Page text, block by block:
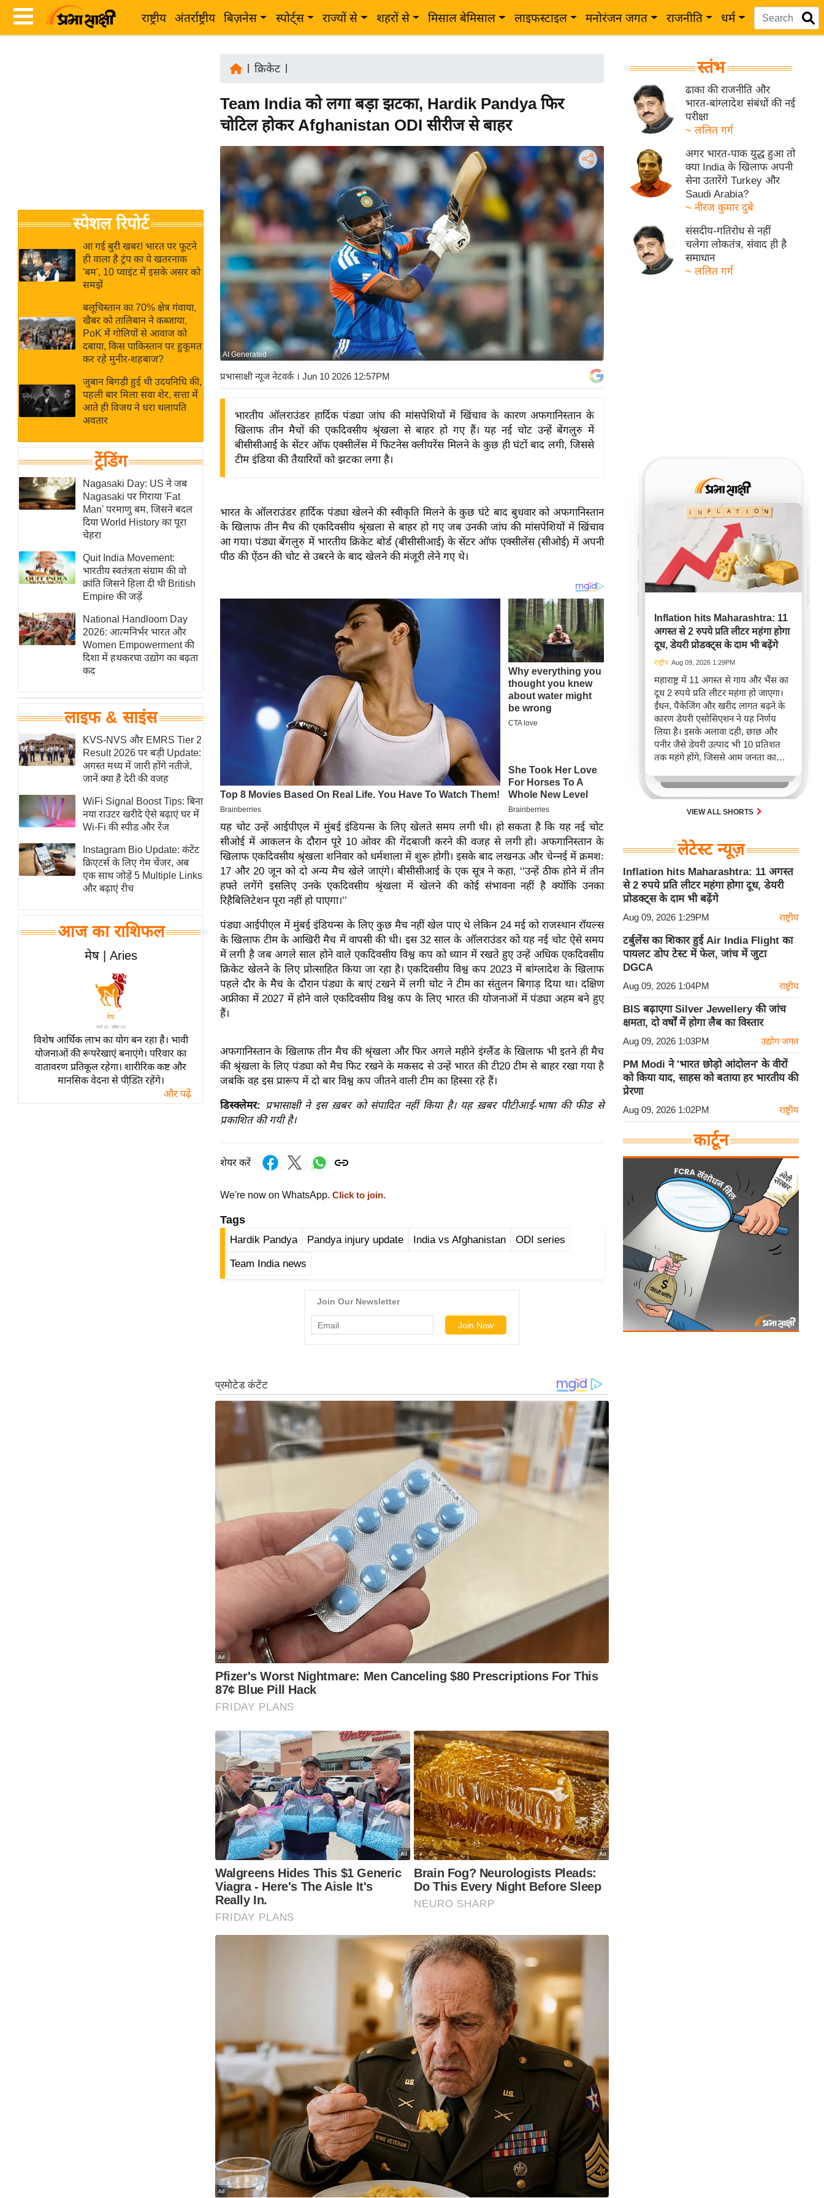
राष्ट्रीय अंतर्राष्ट्रीय बिज़नेस स्पोर्ट्स राज्यों से शहरों से मिसाल बेमिसाल लाइफस्टाइल मनोरंजन जगत राजनीति धर्म
Breaking
News in
Hindi
Hindi
Hindi
Videos
जगत
राय
बजट
क्रिकेट
IPL
2026
ई-पेपर
मिसाल बेमिसाल
शख्सियत
यंग इंडिया
साहित्य जगत
ऑटो वर्ल्ड
न्यूज ब्रीफ
मनोरंजन जगत
बॉलीवुड
हॉलीवुड
फिल्म समीक्षा
Breaking
News
लाइफस्टाइल
टेक्नॉलॉजी
ब्यूटी/फैशन
पर्यटन स्थल
फिटनेस मंत्रा
रिलेशनशिप
राजनीति
विश्लेषण
समसामयिक
मातृभूमि
स्तंभ
एम.
आर.
चाय पर
समीक्षा
व्रत
त्योहार
राशिफल
विश्लेषण
स्पेशल रिपोर्ट
आ गई बुरी खबर! भारत पर फूटने
ही वाला है ट्रंप का ये खतरनाक
'बम', 10 प्वाइंट में इसके असर को
समझें
बलूचिस्तान का 70% क्षेत्र गंवाया,
खैबर को तालिबान ने कब्जाया,
PoK में गोलियों से आवाज को
दबाया, किस पाकिस्तान पर हुकूमत
कर रहे मुनीर-शहबाज?
जुबान बिगड़ी हुई थी उदयनिधि की,
पहली बार मिला सवा शेर, सत्ता में
आते ही विजय ने धरा थलापति
अवतार
ट्रेंडिंग
Nagasaki Day: US ने जब
Nagasaki पर गिराया 'Fat
Man' परमाणु बम, जिसने बदल
दिया World History का पूरा
चेहरा
Quit India Movement:
भारतीय स्वतंत्रता संग्राम की वो
क्रांति जिसने हिला दी थी British
Empire की जड़ें
National Handloom Day
2026: आत्मनिर्भर भारत और
Women Empowerment की
दिशा में हथकरघा उद्योग का बढ़ता
कद
लाइफ & साइंस
KVS-NVS और EMRS Tier 2
Result 2026 पर बड़ी Update:
अगस्त मध्य में जारी होंगे नतीजे,
जानें क्या है देरी की वजह
WiFi Signal Boost Tips: बिना
नया राउटर खरीदे ऐसे बढ़ाएं घर में
Wi-Fi की स्पीड और रेंज
Instagram Bio Update: कंटेंट
क्रिएटर्स के लिए गेम चेंजर, अब
एक साथ जोड़ें 5 Multiple Links
और बढ़ाएं रीच
आज का राशिफल
मेष | Aries
विशेष आर्थिक लाभ का योग बन रहा है। भावी
योजनाओं की रूपरेखाएं बनाएंगे। परिवार का
वातावरण प्रतिकूल रहेगा। शारीरिक कष्ट और
मानसिक वेदना से पीडि़त रहेंगे।
और पढ़ें
क्रिकेट|
Team India को लगा बड़ा झटका, Hardik Pandya फिर
चोटिल होकर Afghanistan ODI सीरीज से बाहर
AI Generated
प्रभासाक्षी न्यूज नेटवर्क। Jun 10 2026 12:57PM
भारतीय ऑलराउंडर हार्दिक पंड्या जांघ की मांसपेशियों में खिंचाव के कारण अफगानिस्तान के
खिलाफ तीन मैचों की एकदिवसीय श्रृंखला से बाहर हो गए हैं। यह नई चोट उन्हें बेंगलुरु में
बीसीसीआई के सेंटर ऑफ एक्सीलेंस में फिटनेस क्लीयरेंस मिलने के कुछ ही घंटों बाद लगी, जिससे
टीम इंडिया की तैयारियों को झटका लगा है।
भारत के ऑलराउंडर हार्दिक पंड्या खेलने की स्वीकृति मिलने के कुछ घंटे बाद बुधवार को अफगानिस्तान
के खिलाफ तीन मैच की एकदिवसीय श्रृंखला से बाहर हो गए जब उनकी जांघ की मांसपेशियों में खिंचाव
आ गया। पंड्या बेंगलुरु में भारतीय क्रिकेट बोर्ड (बीसीसीआई) के सेंटर ऑफ एक्सीलेंस (सीओई) में अपनी
पीठ की ऐंठन की चोट से उबरने के बाद खेलने की मंजूरी लेने गए थे।
यह चोट उन्हें आईपीएल में मुंबई इंडियन्स के लिए खेलते समय लगी थी। हो सकता है कि यह नई चोट
सीओई में आकलन के दौरान पूरे 10 ओवर की गेंदबाजी करने की वजह से लगी हो। अफगानिस्तान के
खिलाफ एकदिवसीय श्रृंखला शनिवार को धर्मशाला में शुरू होगी। इसके बाद लखनऊ और चेन्नई में क्रमशः
17 और 20 जून को दो अन्य मैच खेले जाएंगे। बीसीसीआई के एक सूत्र ने कहा, ‘‘उन्हें ठीक होने में तीन
हफ्ते लगेंगे इसलिए उनके एकदिवसीय श्रृंखला में खेलने की कोई संभावना नहीं है क्योंकि उनका
रिहैबिलिटेशन पूरा नहीं हो पाएगा।’’
पंड्या आईपीएल में मुंबई इंडियन्स के लिए कुछ मैच नहीं खेल पाए थे लेकिन 24 मई को राजस्थान रॉयल्स
के खिलाफ टीम के आखिरी मैच में वापसी की थी। इस 32 साल के ऑलराउंडर को यह नई चोट ऐसे समय
में लगी है जब अगले साल होने वाले एकदिवसीय विश्व कप को ध्यान में रखते हुए उन्हें अधिक एकदिवसीय
क्रिकेट खेलने के लिए प्रोत्साहित किया जा रहा है। एकदिवसीय विश्व कप 2023 में बांग्लादेश के खिलाफ
पहले दौर के मैच के दौरान पंड्या के बाएं टखने में लगी चोट ने टीम का संतुलन बिगाड़ दिया था। दक्षिण
अफ्रीका में 2027 में होने वाले एकदिवसीय विश्व कप के लिए भारत की योजनाओं में पंड्या अहम बने हुए
हैं।
अफगानिस्तान के खिलाफ तीन मैच की श्रृंखला और फिर अगले महीने इंग्लैंड के खिलाफ भी इतने ही मैच
की श्रृंखला के लिए पंड्या को मैच फिट रखने के मकसद से उन्हें भारत की टी20 टीम से बाहर रखा गया है
जबकि वह इस प्रारूप में दो बार विश्व कप जीतने वाली टीम का हिस्सा रहे हैं।
डिस्क्लेमर: प्रभासाक्षी ने इस ख़बर को संपादित नहीं किया है। यह ख़बर पीटीआई-भाषा की फीड से
प्रकाशित की गयी है।
शेयर करें
We're now on WhatsApp. Click to join.
Tags
Hardik Pandya Pandya injury update India vs Afghanistan ODI series
Team India news
स्तंभ
ढाका की राजनीति और
भारत-बांग्लादेश संबंधों की नई
परीक्षा
~ ललित गर्ग
अगर भारत-पाक युद्ध हुआ तो
क्या India के खिलाफ अपनी
सेना उतारेंगे Turkey और
Saudi Arabia?
~ नीरज कुमार दुबे
संसदीय-गतिरोध से नहीं
चलेगा लोकतंत्र, संवाद ही है
समाधान
~ ललित गर्ग
Inflation hits Maharashtra: 11
अगस्त से 2 रुपये प्रति लीटर महंगा होगा
दूध, डेयरी प्रोडक्ट्स के दाम भी बढ़ेंगे
राष्ट्रीय Aug 09, 2026 1:29PM
महाराष्ट्र में 11 अगस्त से गाय और भैंस का
दूध 2 रुपये प्रति लीटर महंगा हो जाएगा।
ईंधन, पैकेजिंग और खरीद लागत बढ़ने के
कारण डेयरी एसोसिएशन ने यह निर्णय
लिया है। इसके अलावा दही, छाछ और
पनीर जैसे डेयरी उत्पाद भी 10 प्रतिशत
तक महंगे होंगे, जिससे आम जनता का
VIEW ALL SHORTS
लेटेस्ट न्यूज़
Inflation hits Maharashtra: 11 अगस्त
से 2 रुपये प्रति लीटर महंगा होगा दूध, डेयरी
प्रोडक्ट्स के दाम भी बढ़ेंगे
Aug 09, 2026 1:29PM राष्ट्रीय
टर्बुलेंस का शिकार हुई Air India Flight का
पायलट डोप टेस्ट में फेल, जांच में जुटा
DGCA
Aug 09, 2026 1:04PM राष्ट्रीय
BIS बढ़ाएगा Silver Jewellery की जांच
क्षमता, दो वर्षों में होगा लैब का विस्तार
Aug 09, 2026 1:03PM उद्योग जगत
PM Modi ने 'भारत छोड़ो आंदोलन' के वीरों
को किया याद, साहस को बताया हर भारतीय की
प्रेरणा
Aug 09, 2026 1:02PM राष्ट्रीय
कार्टून